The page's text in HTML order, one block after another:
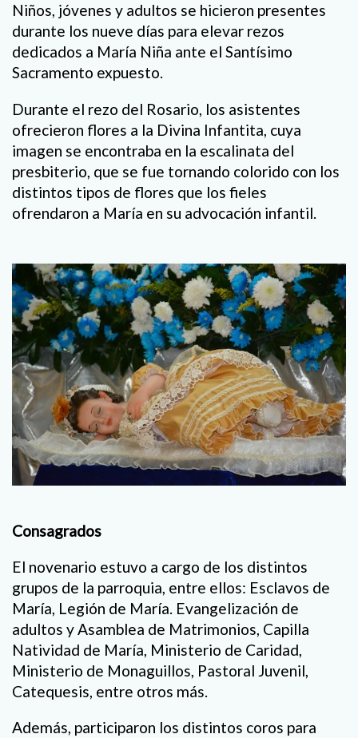
Niños, jóvenes y adultos se hicieron presentes
durante los nueve días para elevar rezos
dedicados a María Niña ante el Santísimo
Sacramento expuesto.
Durante el rezo del Rosario, los asistentes
ofrecieron flores a la Divina Infantita, cuya
imagen se encontraba en la escalinata del
presbiterio, que se fue tornando colorido con los
distintos tipos de flores que los fieles
ofrendaron a María en su advocación infantil.
Consagrados
El novenario estuvo a cargo de los distintos
grupos de la parroquia, entre ellos: Esclavos de
María, Legión de María. Evangelización de
adultos y Asamblea de Matrimonios, Capilla
Natividad de María, Ministerio de Caridad,
Ministerio de Monaguillos, Pastoral Juvenil,
Catequesis, entre otros más.
Además, participaron los distintos coros para